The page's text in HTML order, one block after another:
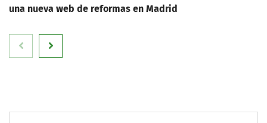
una nueva web de reformas en Madrid